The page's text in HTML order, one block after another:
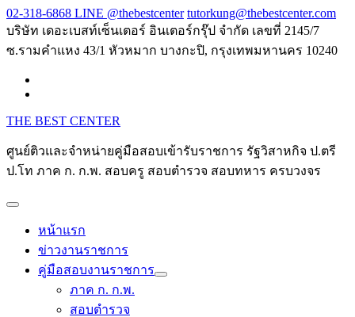
Skip
to
02-318-6868 LINE @thebestcenter tutorkung@thebestcenter.com
บริษัท เดอะเบสท์เซ็นเตอร์ อินเตอร์กรุ๊ป จำกัด เลขที่ 2145/7
ซ.รามคำแหง 43/1 หัวหมาก บางกะปิ, กรุงเทพมหานคร 10240
THE BEST CENTER
ศูนย์ติวและจำหน่ายคู่มือสอบเข้ารับราชการ รัฐวิสาหกิจ ป.ตรี
ป.โท ภาค ก. ก.พ. สอบครู สอบตำรวจ สอบทหาร ครบวงจร
หน้าแรก
ข่าวงานราชการ
คู่มือสอบงานราชการ
ภาค ก. ก.พ.
สอบตำรวจ